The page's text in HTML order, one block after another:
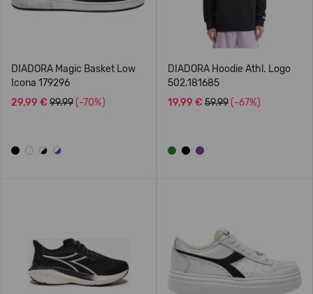
DIADORA Magic Basket Low
Icona 179296
29,99 € 99.99 (-70%)
DIADORA Hoodie Athl. Logo
502.181685
19,99 € 59.99 (-67%)